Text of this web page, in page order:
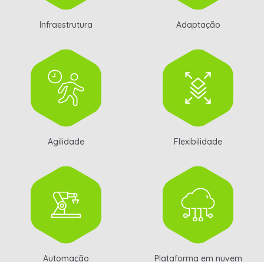
Infraestrutura Adaptação
Agilidade Flexibilidade
Automação Plataforma em nuvem